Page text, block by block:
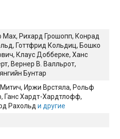
Мах, Рихард Грошопп, Конрад
Готтфрид Кольдиц, Бошко
Клаус Добберке, Ханс
Вернер В. Валльрот,
Бунтар
Митич, Иржи Врстяла, Рольф
, Ганс Хардт-Хардтлофф,
Рахольд и другие